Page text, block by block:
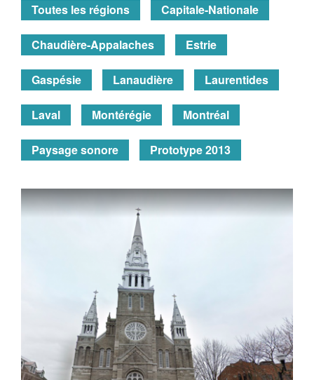
Toutes les régions Capitale-Nationale
Chaudière-Appalaches Estrie
Gaspésie Lanaudière Laurentides
Laval Montérégie Montréal
Paysage sonore Prototype 2013